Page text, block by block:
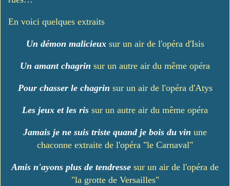
En voici quelques extraits
Un démon malicieuxsur un air de l'opéra d'Isis
Un amant chagrin sur un autre air du même opéra
Pour chasser le chagrin sur un air de l'opéra d'Atys
Les jeux et les ris sur un autre air du même opéra
Jamais je ne suis triste quand je bois du vin une
chaconne extraite de l'opéra "le Carnaval"
Amis n'ayons plus de tendresse sur un air de l'opéra de
"la grotte de Versailles"